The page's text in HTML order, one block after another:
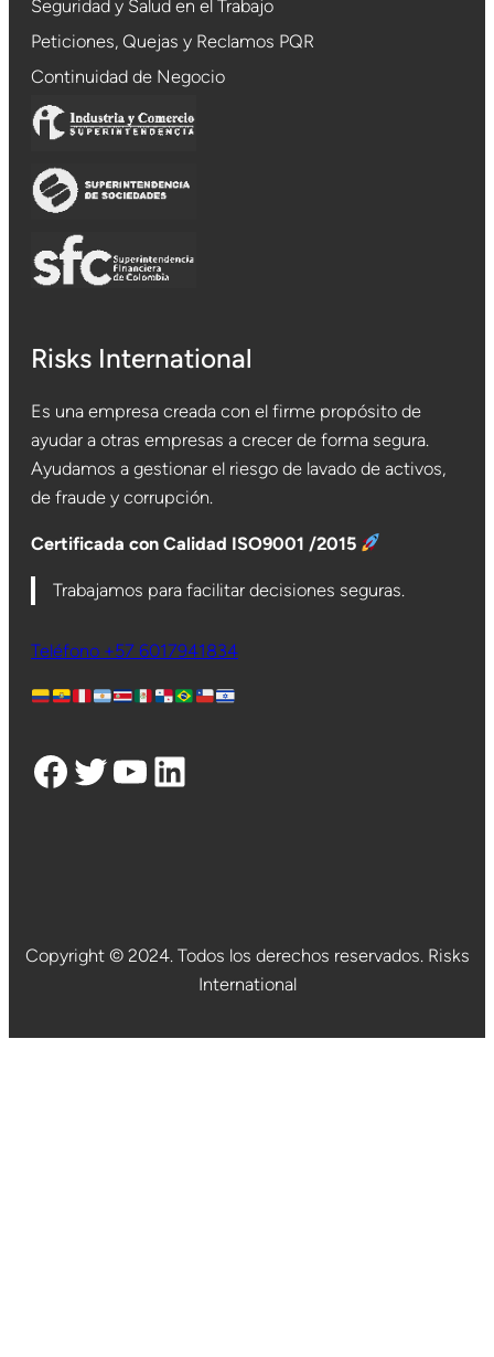
Seguridad y Salud en el Trabajo
Peticiones, Quejas y Reclamos PQR
Continuidad de Negocio
Risks International
Es una empresa creada con el firme propósito de
ayudar a otras empresas a crecer de forma segura.
Ayudamos a gestionar el riesgo de lavado de activos,
de fraude y corrupción.
Certificada con Calidad ISO9001 /2015
Trabajamos para facilitar decisiones seguras.
Teléfono +57 6017941834
Facebook Twitter YouTube LinkedIn
Copyright © 2024. Todos los derechos reservados. Risks
International